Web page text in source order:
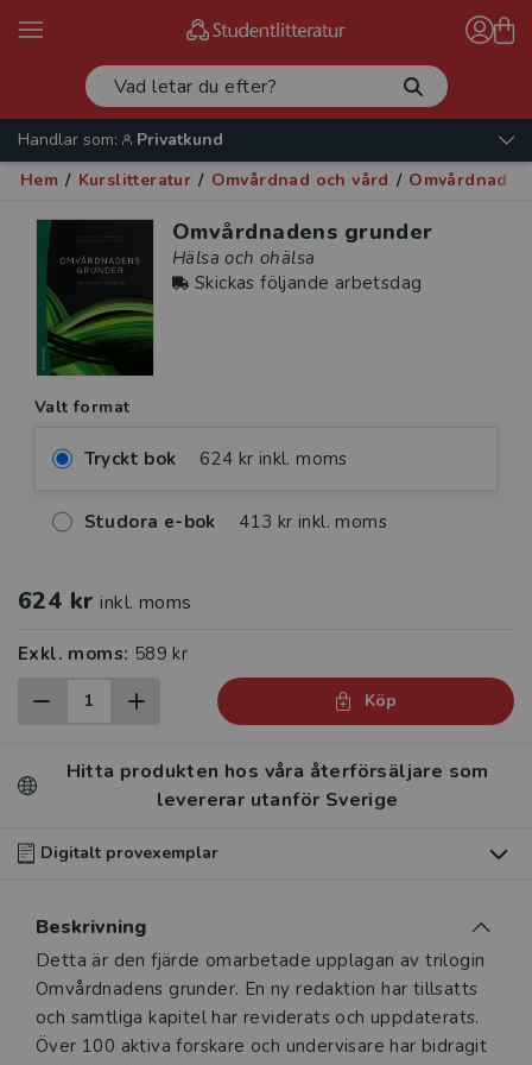
Handlar som:
Privatkund
Hem / Kurslitteratur / Omvårdnad och vård / Omvårdnad
Omvårdnadens grunder
Hälsa och ohälsa
Skickas följande arbetsdag
Valt format
Tryckt bok 624 kr inkl. moms
Studora e-bok 413 kr inkl. moms
624 kr inkl. moms
Exkl. moms: 589 kr
Köp
Hitta produkten hos våra återförsäljare som
levererar utanför Sverige
Digitalt provexemplar
digitalt provexemplar av den här produkten
Våra digitala provexemplar tillhandahålls via Studora.se
och ger dig tillgång till boken under 180 dagar. Observera
att erbjudandet endast gäller relevanta produkter för din
Beskrivning
Beskrivning
Detta är den fjärde omarbetade upplagan av trilogin
Omvårdnadens grunder. En ny redaktion har tillsatts
och samtliga kapitel har reviderats och uppdaterats.
Över 100 aktiva forskare och undervisare har bidragit